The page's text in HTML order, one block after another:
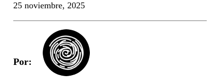
25 noviembre, 2025
Por: